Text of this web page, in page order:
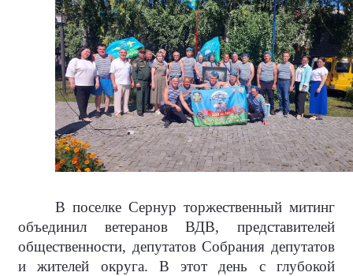
В поселке Сернур торжественный митинг
объединил ветеранов ВДВ, представителей
общественности, депутатов Собрания депутатов
и жителей округа. В этот день с глубокой